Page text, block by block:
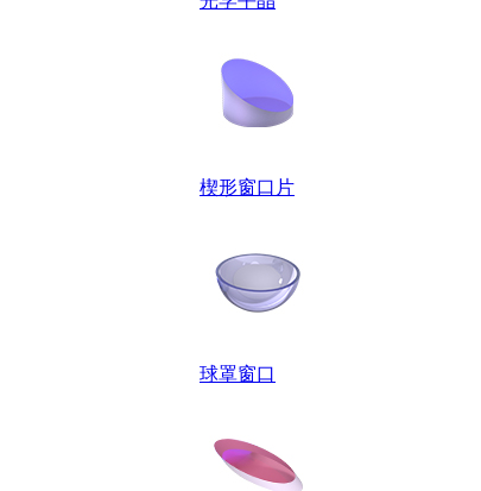
楔形窗口片
球罩窗口